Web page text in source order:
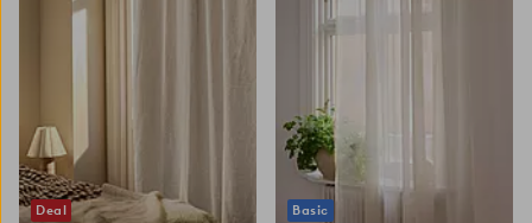
Deal Basic